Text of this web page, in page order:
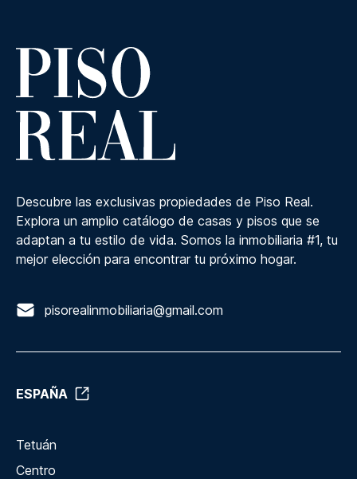
Descubre las exclusivas propiedades de Piso Real.
Explora un amplio catálogo de casas y pisos que se
adaptan a tu estilo de vida. Somos la inmobiliaria #1, tu
mejor elección para encontrar tu próximo hogar.
pisorealinmobiliaria@gmail.com
ESPAÑA
Tetuán
Centro